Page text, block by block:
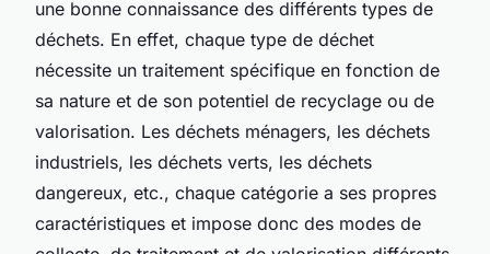
une bonne connaissance des différents types de
déchets. En effet, chaque type de déchet
nécessite un traitement spécifique en fonction de
sa nature et de son potentiel de recyclage ou de
valorisation. Les déchets ménagers, les déchets
industriels, les déchets verts, les déchets
dangereux, etc., chaque catégorie a ses propres
caractéristiques et impose donc des modes de